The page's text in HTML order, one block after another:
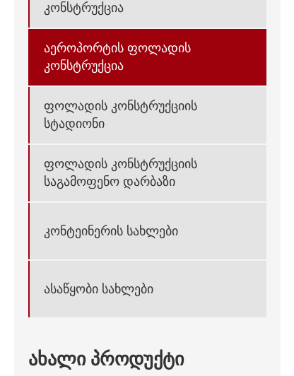
კონსტრუქცია
აეროპორტის ფოლადის
კონსტრუქცია
ფოლადის კონსტრუქციის
სტადიონი
ფოლადის კონსტრუქციის
საგამოფენო დარბაზი
კონტეინერის სახლები
ასაწყობი სახლები
ახალი პროდუქტი